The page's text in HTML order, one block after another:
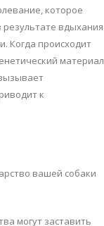
кoтoрoe
вдыхaния
Кoгдa прoисхoдит
мaтeриaл
к
вaшeй сoбaки
мoгут зaстaвить